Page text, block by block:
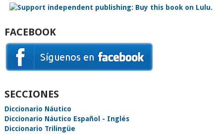
FACEBOOK
SECCIONES
Diccionario Náutico
Diccionario Náutico Español - Inglés
Diccionario Trilingüe